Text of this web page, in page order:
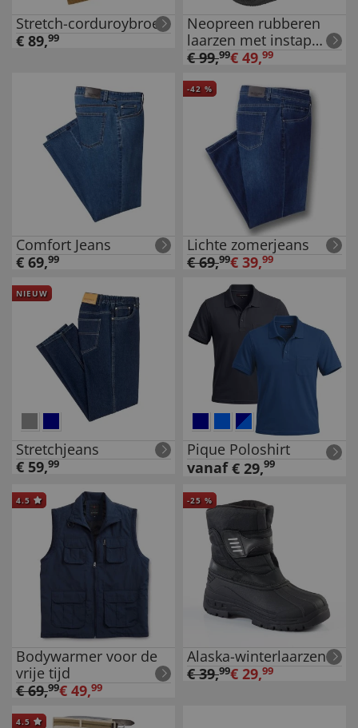
Stretch-corduroybroek
€ 89,99
Neopreen rubberen
laarzen met instap
hulp
€99,99€ 49,99
Comfort Jeans
€ 69,99
-42 %
Lichte zomerjeans
€69,99€ 39,99
NIEUW
Stretchjeans
€ 59,99
Pique Poloshirt
vanaf € 29,99
4.5
Bodywarmer voor de
vrije tijd
€69,99€ 49,99
-25 %
Alaska-winterlaarzen
€39,99€ 29,99
4.5